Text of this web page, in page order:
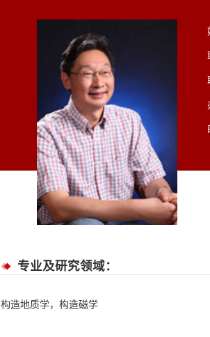
专业及研究领域：
构造地质学，构造磁学